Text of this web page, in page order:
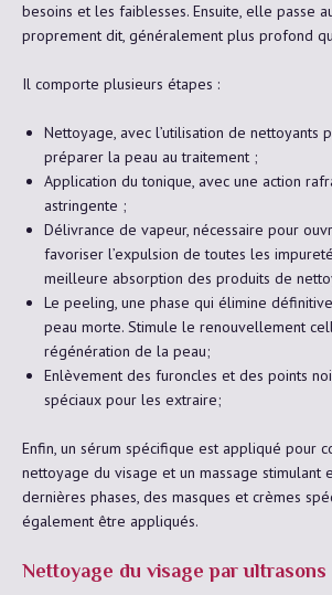
besoins et les faiblesses. Ensuite, elle passe
proprement dit, généralement plus profond
Il comporte plusieurs étapes :
Nettoyage, avec l’utilisation de nettoyants
préparer la peau au traitement ;
Application du tonique, avec une action
astringente ;
Délivrance de vapeur, nécessaire pour
favoriser l’expulsion de toutes les
meilleure absorption des produits de
Le peeling, une phase qui élimine
peau morte. Stimule le renouvellement
régénération de la peau;
Enlèvement des furoncles et des points
spéciaux pour les extraire;
Enfin, un sérum spécifique est appliqué pour
nettoyage du visage et un massage stimulant
dernières phases, des masques et crèmes
également être appliqués.
Nettoyage du visage par ultrasons